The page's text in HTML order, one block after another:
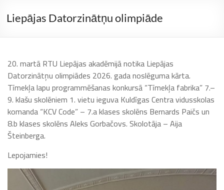
Liepājas Datorzinātņu olimpiāde
20. martā RTU Liepājas akadēmijā notika Liepājas
Datorzinātņu olimpiādes 2026. gada noslēguma kārta.
Tīmekļa lapu programmēšanas konkursā “Tīmekļa fabrika” 7.–
9. klašu skolēniem 1. vietu ieguva Kuldīgas Centra vidusskolas
komanda “KCV Code” – 7.a klases skolēns Bernards Paičs un
8.b klases skolēns Aleks Gorbačovs. Skolotāja – Aija
Šteinberga.
Lepojamies!